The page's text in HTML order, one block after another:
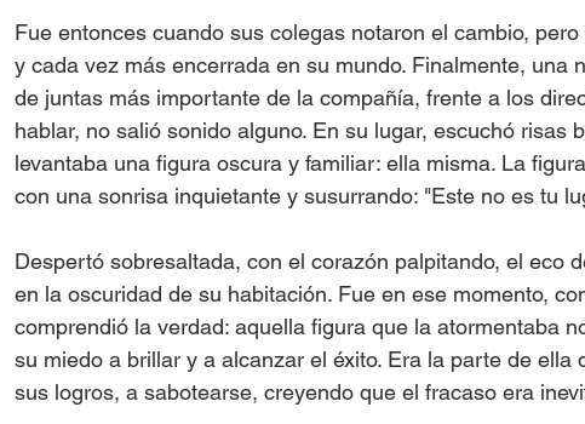
Fue entonces cuando sus colegas notaron el cambio,
y cada vez más encerrada en su mundo. Finalmente, una
de juntas más importante de la compañía, frente a los
hablar, no salió sonido alguno. En su lugar, escuchó risas
levantaba una figura oscura y familiar: ella misma. La
con una sonrisa inquietante y susurrando: "Este no es tu
Despertó sobresaltada, con el corazón palpitando, el eco
en la oscuridad de su habitación. Fue en ese momento,
comprendió la verdad: aquella figura que la atormentaba
su miedo a brillar y a alcanzar el éxito. Era la parte de ella
sus logros, a sabotearse, creyendo que el fracaso era